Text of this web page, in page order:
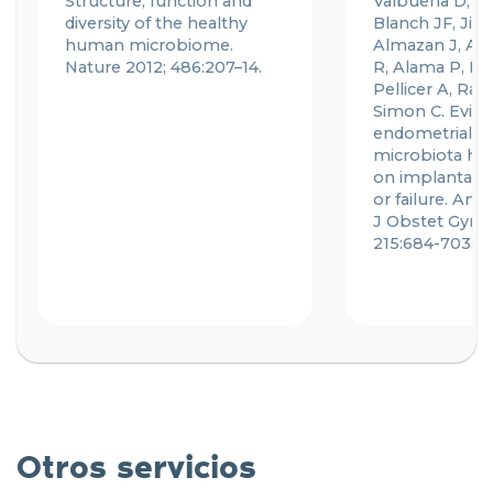
diversity of the healthy
human microbiome.
Nature 2012; 486:207–14.
Blanch JF,
Almazan J,
R,Alama P,
Pellicer A,
Simon C.
endometrial
microbiota
on
or failure. Am
JObstet
215:684-703.
Otros servicios